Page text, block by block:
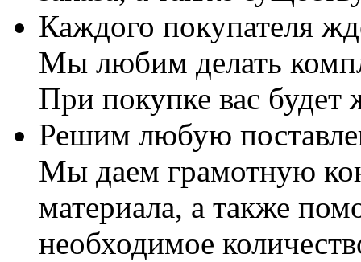
Каждого покупателя
Мы любим делать
При покупке вас
Решим любую
Мы даем грамотную
материала, а также
необходимое